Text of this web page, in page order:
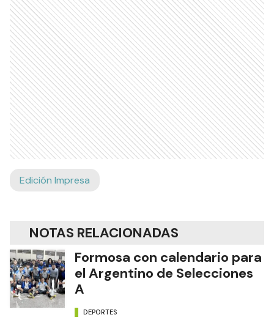
Edición Impresa
NOTAS RELACIONADAS
Formosa con calendario para
el Argentino de Selecciones
A
DEPORTES